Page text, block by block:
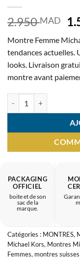
2.950MAD
Le
Montre Femme
tendances actuelles.
looks. Livraison
montre avant
PACKAGING
OFFICIEL
boite et de son
sac de la
marque.
Catégories : MONTRES,
Michael Kors, Montres
Femmes, montres